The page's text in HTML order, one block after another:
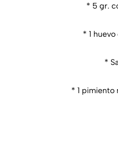
* 5 gr.
* 1
*
* 1 pimiento